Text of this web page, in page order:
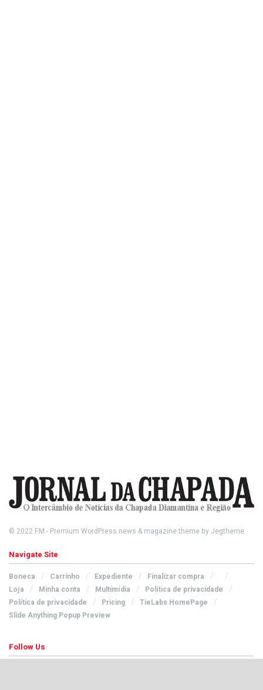
© 2022 FM - Premium WordPress news & magazine theme by Jegtheme.
Navigate Site
Boneca Carrinho Expediente
Finalizar compra
Loja
Minha conta Multimídia
Política de privacidade
Política de privacidade
Pricing
TieLabs HomePage
Slide Anything Popup Preview
Follow Us